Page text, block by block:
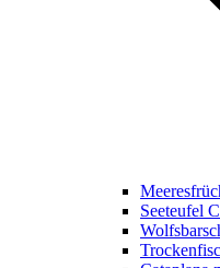
Seeteufel